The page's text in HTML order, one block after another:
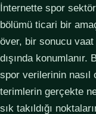
İnternette spor
bölümü ticari bir
över, bir sonucu
dışında konumlanır.
spor verilerinin nasıl
terimlerin gerçekte
sık takıldığı